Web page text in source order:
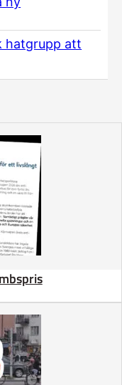
hatgrupp att